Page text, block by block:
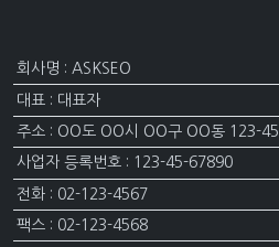
회사명 : ASKSEO
대표 : 대표자
주소 : OO도 OO시 OO구 OO동 123-45
사업자 등록번호 : 123-45-67890
전화 : 02-123-4567
팩스 : 02-123-4568